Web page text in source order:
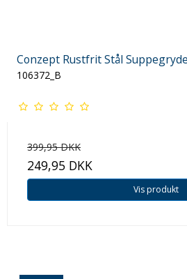
Conzept Rustfrit Stål
106372_B
399,95 DKK
249,95 DKK
Vis produkt